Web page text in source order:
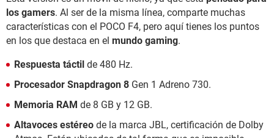
los gamers. Al ser de la misma línea, comparte muchas
características con el POCO F4, pero aquí tienes los puntos
en los que destaca en el mundo gaming.
Respuesta táctil de 480 Hz.
Procesador Snapdragon 8 Gen 1 Adreno 730.
Memoria RAM de 8 GB y 12 GB.
Altavoces estéreo de la marca JBL, certificación de Dolby